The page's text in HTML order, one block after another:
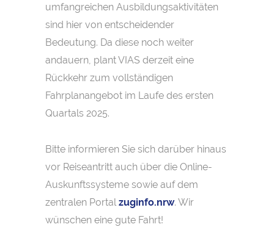
umfangreichen Ausbildungsaktivitäten
sind hier von entscheidender
Bedeutung. Da diese noch weiter
andauern, plant VIAS derzeit eine
Rückkehr zum vollständigen
Fahrplanangebot im Laufe des ersten
Quartals 2025.
Bitte informieren Sie sich darüber hinaus
vor Reiseantritt auch über die Online-
Auskunftssysteme sowie auf dem
zentralen Portal zuginfo.nrw. Wir
wünschen eine gute Fahrt!